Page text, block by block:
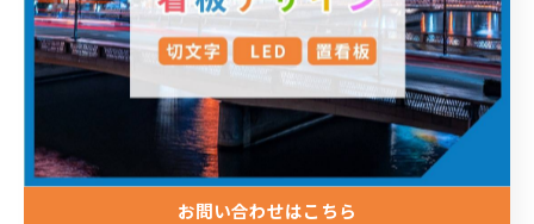
予算管理で押さえるサイン工事費用の
サイン工事費用の内訳と予算の立て方を解説
お問い合わせはこちら